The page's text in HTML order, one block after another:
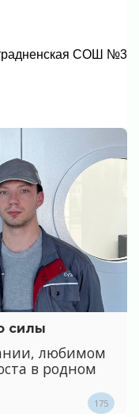
СОШ №3
силы
любимом
в родном
175